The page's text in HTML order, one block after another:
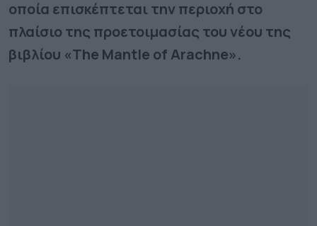
οποία επισκέπτεται την περιοχή στο
πλαίσιο της προετοιμασίας του νέου της
βιβλίου «The Mantle of Arachne».